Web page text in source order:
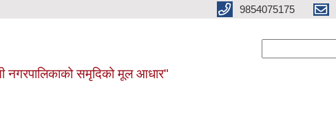
9854075175
नगरपालिकाको समृदिको मूल आधार"